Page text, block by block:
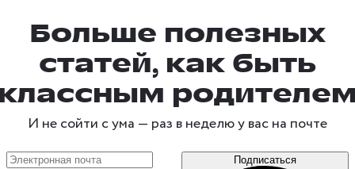
Больше полезных
статей, как быть
И не сойти с ума — раз в неделюу вас на почте
Подписаться